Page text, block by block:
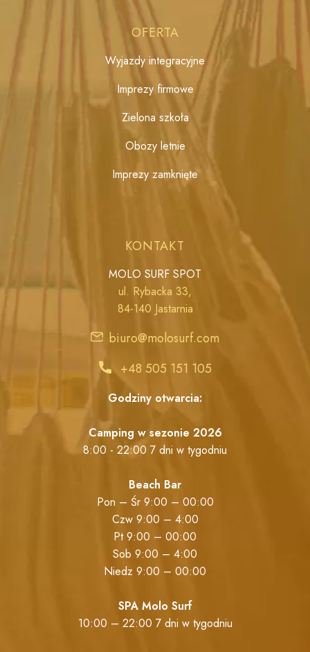
OFERTA
Wyjazdy integracyjne
Imprezy firmowe
Zielona szkoła
Obozy letnie
Imprezy zamknięte
KONTAKT
MOLO SURF SPOT
ul. Rybacka 33,
84-140 Jastarnia
biuro@molosurf.com
+48 505 151 105
Godziny otwarcia:
Camping w sezonie 2026
8:00 - 22:00 7 dni w tygodniu
Beach Bar
Pon – Śr 9:00 – 00:00
Czw 9:00 – 4:00
Pt 9:00 – 00:00
Sob 9:00 – 4:00
Niedz 9:00 – 00:00
SPA Molo Surf
10:00 – 22:00 7 dni w tygodniu